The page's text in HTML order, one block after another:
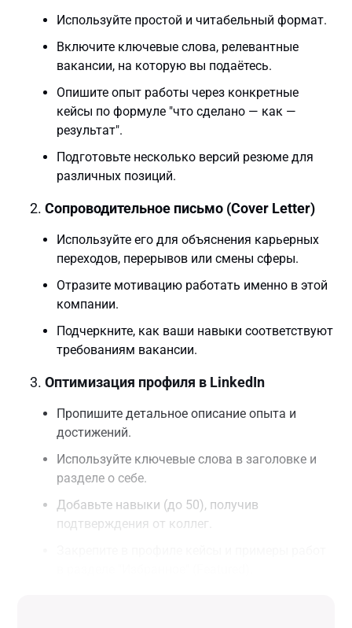
Используйте простой и читабельный формат.
Включите ключевые слова, релевантные
вакансии, на которую вы подаётесь.
Опишите опыт работы через конкретные
кейсы по формуле "что сделано — как —
результат".
Подготовьте несколько версий резюме для
различных позиций.
Сопроводительное письмо (Cover Letter)
Используйте его для объяснения карьерных
переходов, перерывов или смены сферы.
Отразите мотивацию работать именно в этой
компании.
Подчеркните, как ваши навыки соответствуют
требованиям вакансии.
Оптимизация профиля в LinkedIn
Пропишите детальное описание опыта и
достижений.
Используйте ключевые слова в заголовке и
разделе о себе.
Добавьте навыки (до 50), получив
подтверждения от коллег.